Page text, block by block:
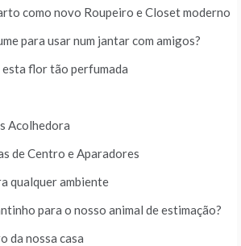
como novo Roupeiro e Closet moderno
para usar num jantar com amigos?
esta flor tão perfumada
Acolhedora
de Centro e Aparadores
qualquer ambiente
para o nosso animal de estimação?
da nossa casa